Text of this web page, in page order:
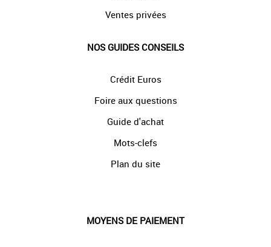
Ventes privées
NOS GUIDES CONSEILS
Crédit Euros
Foire aux questions
Guide d'achat
Mots-clefs
Plan du site
MOYENS DE PAIEMENT